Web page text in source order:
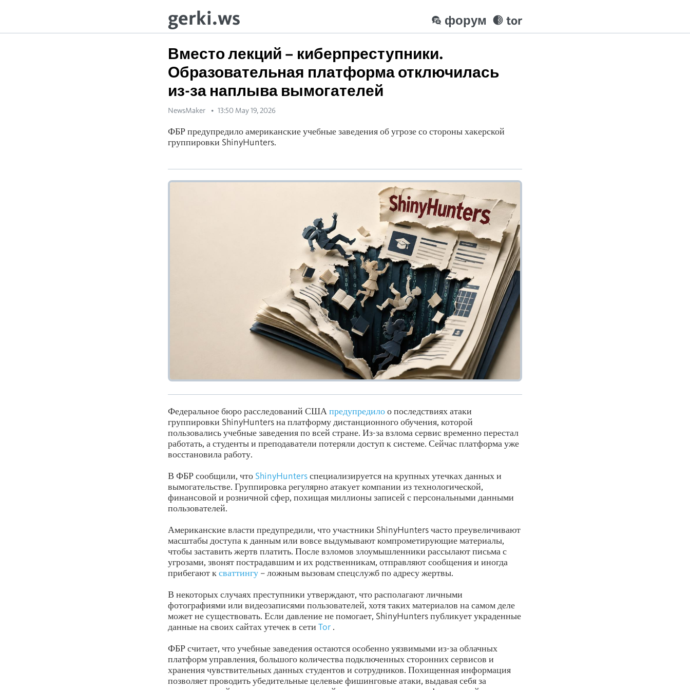
gerki.ws tor
форум
Вместо лекций – киберпреступники.
Образовательная платформа отключилась
из-за наплыва вымогателей
NewsMaker 13:50 May 19, 2026
ФБР предупредило американские учебные заведения об угрозе со стороны хакерской
группировки ShinyHunters.
Федеральное бюро расследований США предупредилоо последствиях атаки
группировки ShinyHunters на платформу дистанционного обучения, которой
пользовались учебные заведения по всей стране. Из-за взлома сервис временно перестал
работать, а студенты и преподаватели потеряли доступ к системе. Сейчас платформа уже
восстановила работу.
В ФБР сообщили, что ShinyHuntersспециализируется на крупных утечках данных и
вымогательстве. Группировка регулярно атакует компании из технологической,
финансовой и розничной сфер, похищая миллионы записей с персональными данными
пользователей.
Американские власти предупредили, что участники ShinyHunters часто преувеличивают
масштабы доступа к данным или вовсе выдумывают компрометирующие материалы,
чтобы заставить жертв платить. После взломов злоумышленники рассылают письма с
угрозами, звонят пострадавшим и их родственникам, отправляют сообщения и иногда
прибегают ксваттингу – ложным вызовам спецслужб по адресу жертвы.
В некоторых случаях преступники утверждают, что располагают личными
фотографиями или видеозаписями пользователей, хотя таких материалов на самом деле
может не существовать. Если давление не помогает, ShinyHunters публикует украденные
данные на своих сайтах утечек в сети Tor .
ФБР считает, что учебные заведения остаются особенно уязвимыми из-за облачных
платформ управления, большого количества подключенных сторонних сервисов и
хранения чувствительных данных студентов и сотрудников. Похищенная информация
позволяет проводить убедительные целевые фишинговые атаки, выдавая себя за